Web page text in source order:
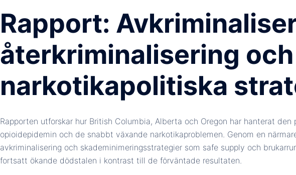
Rapport:
återkriminalisering och
narkotikapolitiska
Rapporten utforskar hur British Columbia, Alberta och Oregon har hanterat den
opioidepidemin och de snabbt växande narkotikaproblemen. Genom en
avkriminalisering och skademinimeringsstrategier som safe supply och
fortsatt ökande dödstalen i kontrast till de förväntade resultaten.